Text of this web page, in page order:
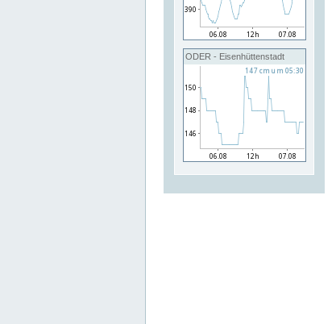
ODER - Eisenhüttenstadt